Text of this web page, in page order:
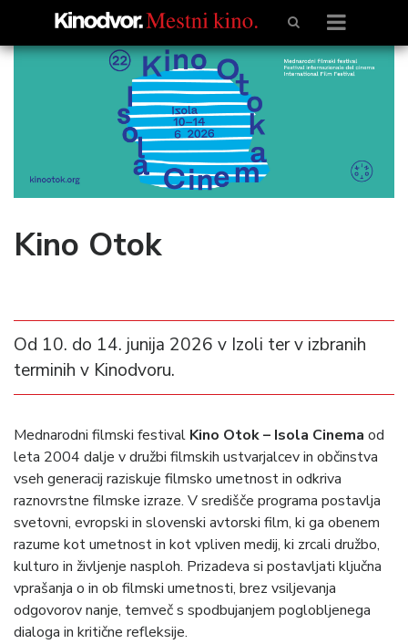
Kino Otok
Od 10. do 14. junija 2026 v Izoli ter v izbranih
terminih v Kinodvoru.
Mednarodni filmski festival Kino Otok – Isola Cinema od
leta 2004 dalje v družbi filmskih ustvarjalcev in občinstva
vseh generacij raziskuje filmsko umetnost in odkriva
raznovrstne filmske izraze. V središče programa postavlja
svetovni, evropski in slovenski avtorski film, ki ga obenem
razume kot umetnost in kot vpliven medij, ki zrcali družbo,
kulturo in življenje nasploh. Prizadeva si postavljati ključna
vprašanja o in ob filmski umetnosti, brez vsiljevanja
odgovorov nanje, temveč s spodbujanjem poglobljenega
dialoga in kritične refleksije.